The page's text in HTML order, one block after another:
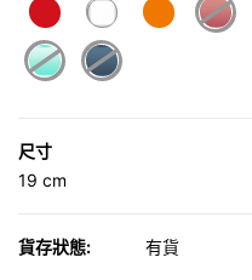
尺寸
19 cm
貨存狀態: 有貨